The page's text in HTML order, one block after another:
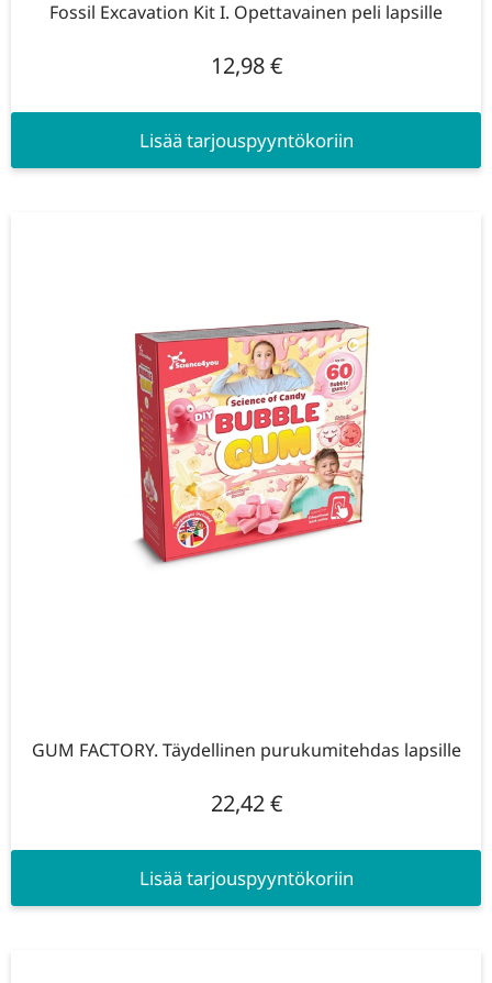
Fossil Excavation Kit I. Opettavainen peli lapsille
12,98€
Lisää tarjouspyyntökoriin
GUM FACTORY. Täydellinen purukumitehdas lapsille
22,42€
Lisää tarjouspyyntökoriin